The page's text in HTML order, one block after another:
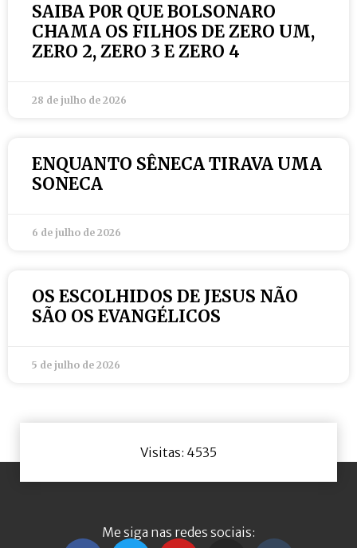
SAIBA P0R QUE BOLSONARO
CHAMA OS FILHOS DE ZERO UM,
ZERO 2, ZERO 3 E ZERO 4
28 de julho de 2026
ENQUANTO SÊNECA TIRAVA UMA
SONECA
6 de julho de 2026
OS ESCOLHIDOS DE JESUS NÃO
SÃO OS EVANGÉLICOS
5 de julho de 2026
Visitas: 4535
Me siga nas redes sociais: